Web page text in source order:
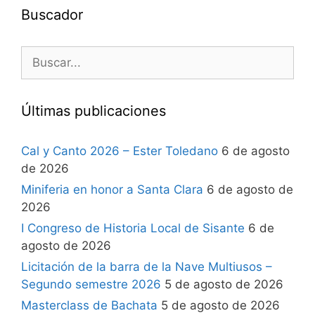
Buscador
Últimas publicaciones
Cal y Canto 2026 – Ester Toledano 6 de agosto
de 2026
Miniferia en honor a Santa Clara 6 de agosto de
2026
I Congreso de Historia Local de Sisante 6 de
agosto de 2026
Licitación de la barra de la Nave Multiusos –
Segundo semestre 2026 5 de agosto de 2026
Masterclass de Bachata 5 de agosto de 2026